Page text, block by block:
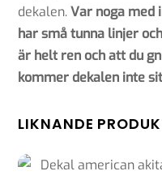
dekalen.Var noga med
har små tunna linjer
är helt ren och att du
kommer dekalen inte
LIKNANDE